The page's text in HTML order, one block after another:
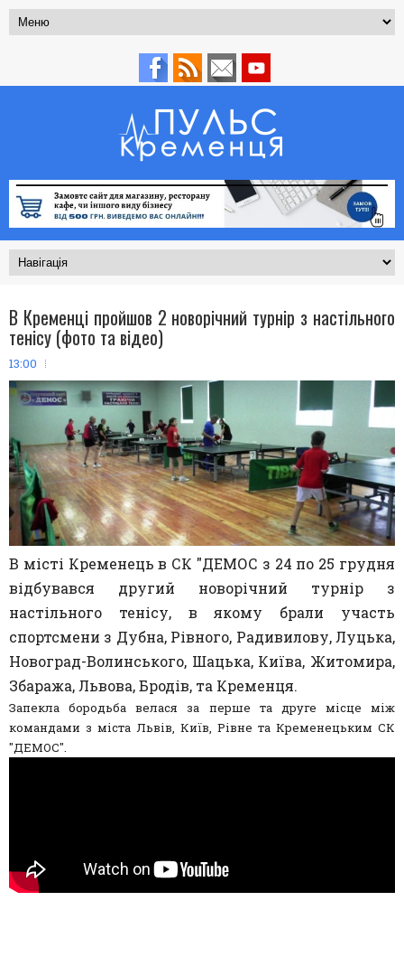
В Кременці пройшов 2 новорічний турнір з настільного
тенісу (фото та відео)
13:00
В місті Кременець в СК "ДЕМОС з 24 по 25 грудня
відбувався другий новорічний турнір з
настільного тенісу, в якому брали участь
спортсмени з Дубна, Рівного, Радивилову, Луцька,
Новоград-Волинського, Шацька, Київа, Житомира,
Збаража, Львова, Бродів, та Кременця.
Запекла бородьба велася за перше та друге місце між
командами з міста Львів, Київ, Рівне та Кременецьким СК
"ДЕМОС".